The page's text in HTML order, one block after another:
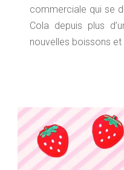
commerciale qui se
Cola depuis plus
nouvelles boissons